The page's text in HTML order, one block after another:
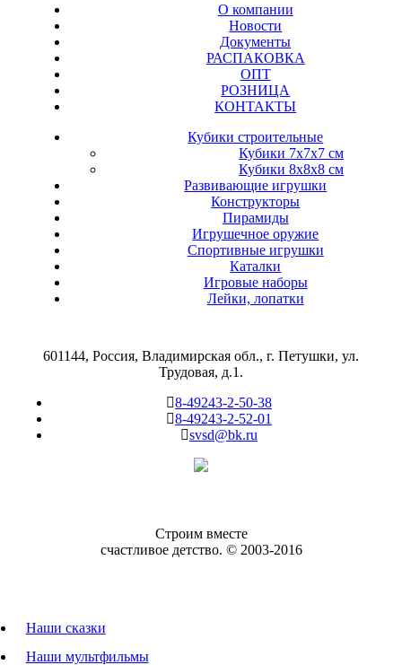
О компании
Новости
Документы
РАСПАКОВКА
OПТ
PОЗНИЦА
КОНТАКТЫ
Кубики строительные
Кубики 7х7х7 см
Кубики 8х8х8 см
Развивающие игрушки
Конструкторы
Пирамиды
Игрушечное оружие
Спортивные игрушки
Каталки
Игровые наборы
Лейки, лопатки
601144, Россия, Владимирская обл., г. Петушки, ул.
Трудовая, д.1.
8-49243-2-50-38
8-49243-2-52-01
svsd@bk.ru
Строим вместе
счастливое детство. © 2003-2016
Наши сказки
Наши мультфильмы